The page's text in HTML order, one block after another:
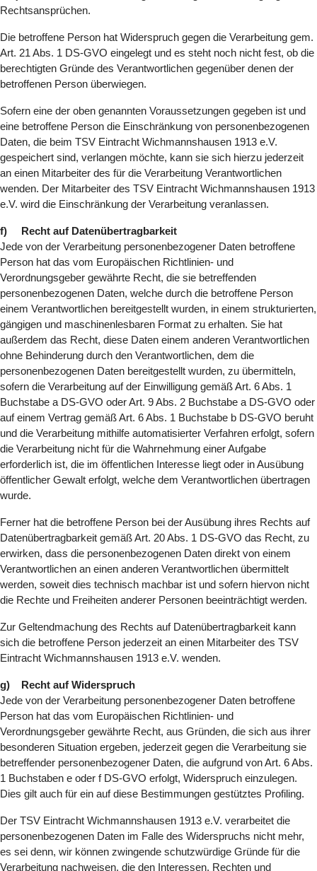
Rechtsansprüchen.
Die betroffene Person hat Widerspruch gegen die Verarbeitung gem.
Art. 21 Abs. 1 DS-GVO eingelegt und es steht noch nicht fest, ob die
berechtigten Gründe des Verantwortlichen gegenüber denen der
betroffenen Person überwiegen.
Sofern eine der oben genannten Voraussetzungen gegeben ist und
eine betroffene Person die Einschränkung von personenbezogenen
Daten, die beim TSV Eintracht Wichmannshausen 1913 e.V.
gespeichert sind, verlangen möchte, kann sie sich hierzu jederzeit
an einen Mitarbeiter des für die Verarbeitung Verantwortlichen
wenden. Der Mitarbeiter des TSV Eintracht Wichmannshausen 1913
e.V. wird die Einschränkung der Verarbeitung veranlassen.
f) Recht auf Datenübertragbarkeit
Jede von der Verarbeitung personenbezogener Daten betroffene
Person hat das vom Europäischen Richtlinien- und
Verordnungsgeber gewährte Recht, die sie betreffenden
personenbezogenen Daten, welche durch die betroffene Person
einem Verantwortlichen bereitgestellt wurden, in einem strukturierten,
gängigen und maschinenlesbaren Format zu erhalten. Sie hat
außerdem das Recht, diese Daten einem anderen Verantwortlichen
ohne Behinderung durch den Verantwortlichen, dem die
personenbezogenen Daten bereitgestellt wurden, zu übermitteln,
sofern die Verarbeitung auf der Einwilligung gemäß Art. 6 Abs. 1
Buchstabe a DS-GVO oder Art. 9 Abs. 2 Buchstabe a DS-GVO oder
auf einem Vertrag gemäß Art. 6 Abs. 1 Buchstabe b DS-GVO beruht
und die Verarbeitung mithilfe automatisierter Verfahren erfolgt, sofern
die Verarbeitung nicht für die Wahrnehmung einer Aufgabe
erforderlich ist, die im öffentlichen Interesse liegt oder in Ausübung
öffentlicher Gewalt erfolgt, welche dem Verantwortlichen übertragen
wurde.
Ferner hat die betroffene Person bei der Ausübung ihres Rechts auf
Datenübertragbarkeit gemäß Art. 20 Abs. 1 DS-GVO das Recht, zu
erwirken, dass die personenbezogenen Daten direkt von einem
Verantwortlichen an einen anderen Verantwortlichen übermittelt
werden, soweit dies technisch machbar ist und sofern hiervon nicht
die Rechte und Freiheiten anderer Personen beeinträchtigt werden.
Zur Geltendmachung des Rechts auf Datenübertragbarkeit kann
sich die betroffene Person jederzeit an einen Mitarbeiter des TSV
Eintracht Wichmannshausen 1913 e.V. wenden.
g) Recht auf Widerspruch
Jede von der Verarbeitung personenbezogener Daten betroffene
Person hat das vom Europäischen Richtlinien- und
Verordnungsgeber gewährte Recht, aus Gründen, die sich aus ihrer
besonderen Situation ergeben, jederzeit gegen die Verarbeitung sie
betreffender personenbezogener Daten, die aufgrund von Art. 6 Abs.
1 Buchstaben e oder f DS-GVO erfolgt, Widerspruch einzulegen.
Dies gilt auch für ein auf diese Bestimmungen gestütztes Profiling.
Der TSV Eintracht Wichmannshausen 1913 e.V. verarbeitet die
personenbezogenen Daten im Falle des Widerspruchs nicht mehr,
es sei denn, wir können zwingende schutzwürdige Gründe für die
Verarbeitung nachweisen, die den Interessen, Rechten und